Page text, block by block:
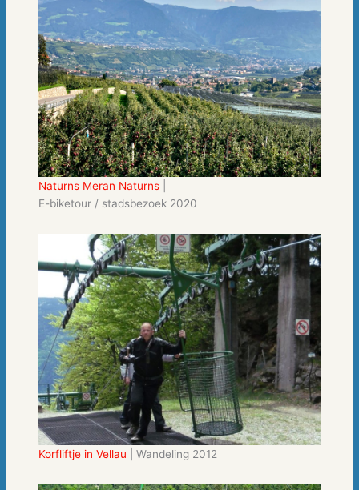
Naturns Meran Naturns
E-biketour / stadsbezoek 2020
Korfliftje in Vellau | Wandeling 2012